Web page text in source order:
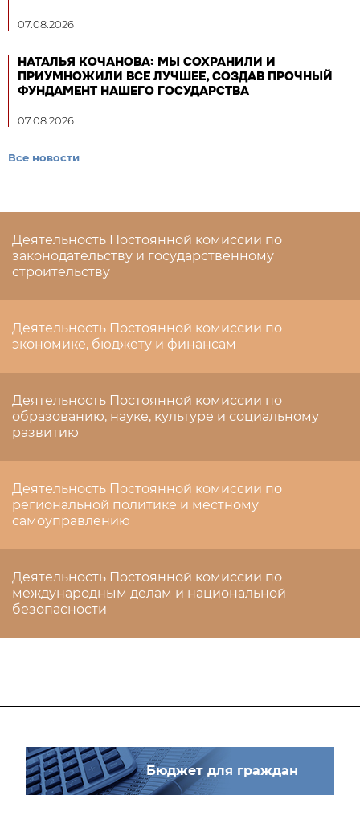
07.08.2026
НАТАЛЬЯ КОЧАНОВА: МЫ СОХРАНИЛИ И
ПРИУМНОЖИЛИ ВСЕ ЛУЧШЕЕ, СОЗДАВ ПРОЧНЫЙ
ФУНДАМЕНТ НАШЕГО ГОСУДАРСТВА
07.08.2026
Все новости
Деятельность Постоянной комиссии по
законодательству и государственному
строительству
Деятельность Постоянной комиссии по
экономике, бюджету и финансам
Деятельность Постоянной комиссии по
образованию, науке, культуре и социальному
развитию
Деятельность Постоянной комиссии по
региональной политике и местному
самоуправлению
Деятельность Постоянной комиссии по
международным делам и национальной
безопасности
Бюджет для граждан